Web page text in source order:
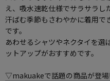
え、吸水速乾仕様でサラサラし
汗ばむ季節もさわやかに着用で
です。
あわせるシャツやネクタイを選
ットアップがおすすめです。
▽makuakeで話題の商品が登場!